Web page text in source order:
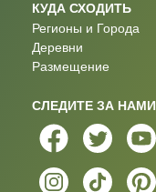
КУДА СХОДИТЬ
Регионы и Города
Деревни
Размещение
СЛЕДИТЕ ЗА НАМИ